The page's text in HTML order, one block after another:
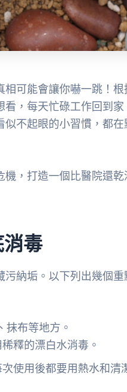
可能會讓你嚇一跳！
，每天忙碌工作回到家
不起眼的小習慣，都在
，打造一個比醫院還
毒
納垢。以下列出幾個
抹布等地方。
釋的漂白水消毒。
使用後都要用熱水和清